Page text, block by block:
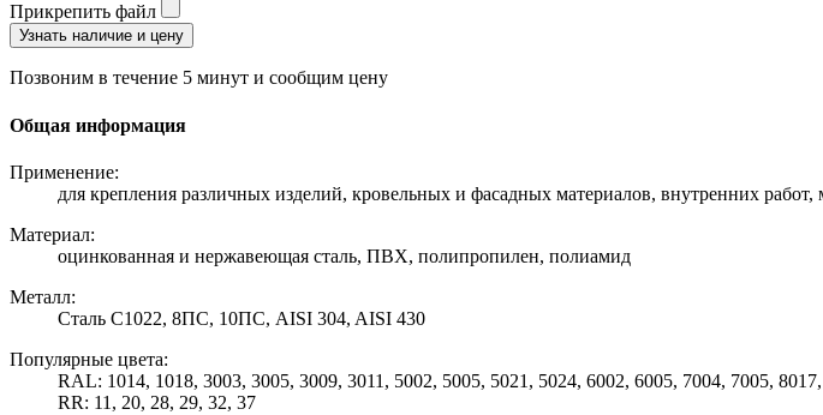
Прикрепить файл
Узнать наличие и цену
Позвоним в течение 5 минут и сообщим цену
Общая информация
Применение:
для крепления различных изделий, кровельных и фасадных материалов, внутренних работ,
Материал:
оцинкованная и нержавеющая сталь, ПВХ, полипропилен, полиамид
Металл:
Сталь С1022, 8ПС, 10ПС, AISI 304, AISI 430
Популярные цвета:
RAL: 1014, 1018, 3003, 3005, 3009, 3011, 5002, 5005, 5021, 5024, 6002, 6005, 7004, 7005,
RR: 11, 20, 28, 29, 32, 37